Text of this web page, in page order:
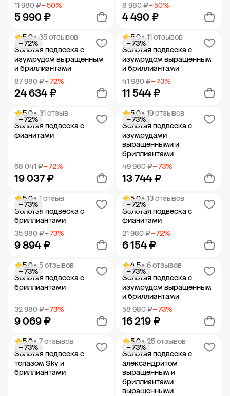
11 980 ₽− 50%
5 990 ₽
Добавить в корзину
8 980 ₽− 50%
4 490 ₽
Добавить в корзину
5.0• 35 отзывов
Золотая подвеска с
изумрудом выращенным
и бриллиантами
87 980 ₽− 72%
24 634 ₽
− 72%
Добавить в корзину
5.0• 11 отзывов
Золотая подвеска с
изумрудом выращенным
и бриллиантами
41 980 ₽− 73%
11 544 ₽
− 73%
Добавить в корзину
5.0• 31 отзыв
Золотая подвеска с
фианитами
68 041 ₽− 72%
19 037 ₽
− 72%
Добавить в корзину
5.0• 19 отзывов
Золотая подвеска с
изумрудами
выращенными и
бриллиантами
49 980 ₽− 73%
13 744 ₽
− 73%
Добавить в корзину
5.0• 1 отзыв
Золотая подвеска с
бриллиантами
35 980 ₽− 73%
9 894 ₽
− 73%
Добавить в корзину
5.0• 13 отзывов
Золотая подвеска с
фианитами
21 980 ₽− 72%
6 154 ₽
− 72%
Добавить в корзину
5.0• 5 отзывов
Золотая подвеска с
бриллиантами
32 980 ₽− 73%
9 069 ₽
− 73%
Добавить в корзину
4.5• 6 отзывов
Золотая подвеска с
изумрудом выращенным
и бриллиантами
58 980 ₽− 73%
16 219 ₽
− 73%
Добавить в корзину
5.0• 7 отзывов
Золотая подвеска с
топазом Sky и
бриллиантами
− 73%
5.0• 25 отзывов
Золотая подвеска с
александритом
выращенным и
бриллиантами
выращенными
− 73%